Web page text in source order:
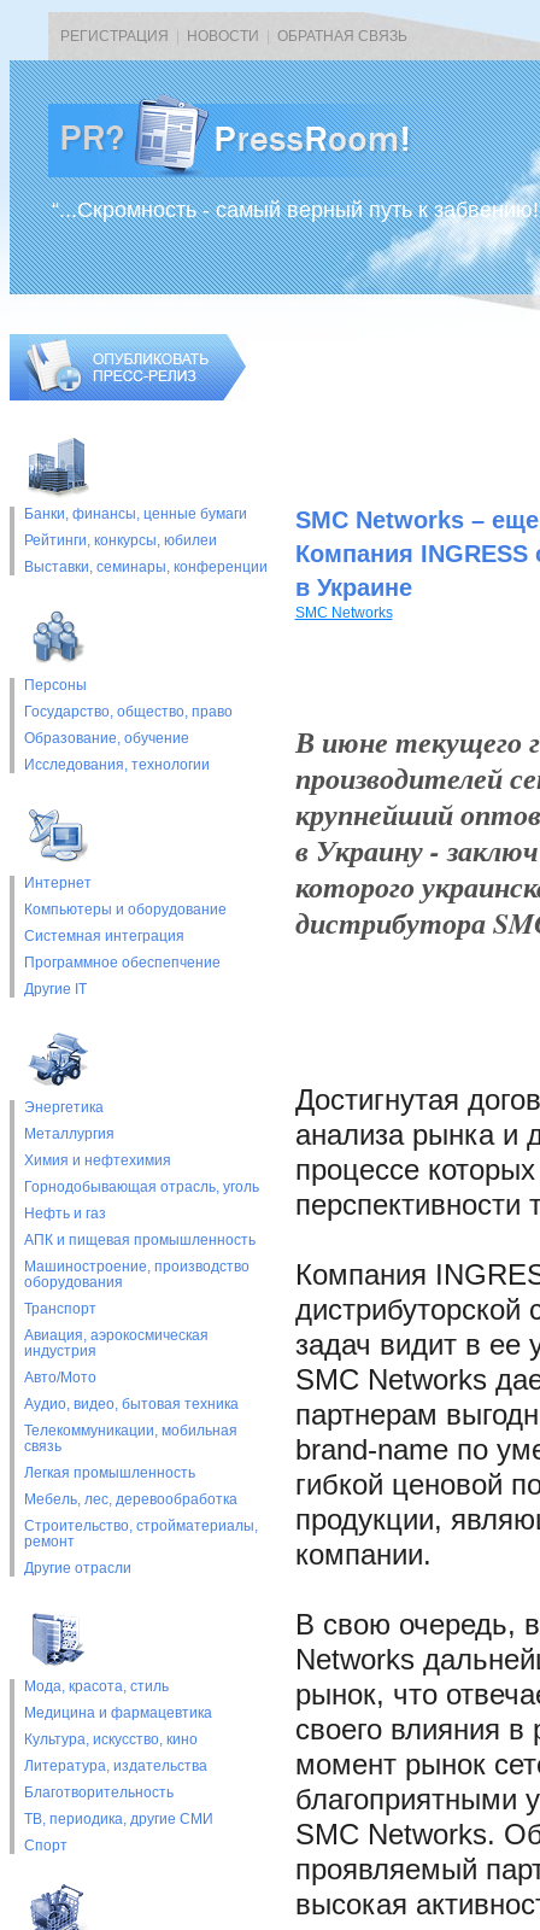
РЕГИСТРАЦИЯ НОВОСТИ ОБРАТНАЯ СВЯЗЬ
“...Скромность - самый верный путь к
Банки, финансы, ценные бумаги
Рейтинги, конкурсы, юбилеи
Выставки, cеминары, конференции
Персоны
Государство, общество, право
Образование, обучение
Исследования, технологии
Интернет
Компьютеры и оборудование
Системная интеграция
Программное обеспепчение
Другие IT
Энергетика
Металлургия
Химия и нефтехимия
Горнодобывающая отрасль, уголь
Нефть и газ
АПК и пищевая промышленность
Машиностроение, производство
оборудования
Транспорт
Авиация, аэрокосмическая
индустрия
Авто/Мото
Аудио, видео, бытовая техника
Телекоммуникации, мобильная
связь
Легкая промышленность
Мебель, лес, деревообработка
Строительство, стройматериалы,
ремонт
Другие отрасли
Мода, красота, стиль
Медицина и фармацевтика
Культура, искусство, кино
Литература, издательства
Благотворительность
ТВ, периодика, другие СМИ
Спорт
SMC Networks –
Компания
в Украине
SMC Networks
В июне текущего
производителей
крупнейший
в Украину -
которого
дистрибутора
Достигнутая
анализа рынка и
процессе
перспективности
Компания
дистрибуторской
задач видит в ее
SMC Networks
партнерам
brand-name по
гибкой ценовой
продукции,
компании.
В свою очередь,
Networks
рынок, что
своего влияния
момент рынок
благоприятными
SMC Networks.
проявляемый
высокая